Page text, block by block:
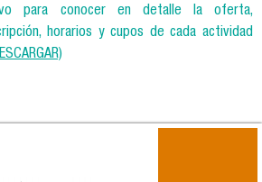
para conocer en detalle la oferta,
horarios y cupos de cada actividad